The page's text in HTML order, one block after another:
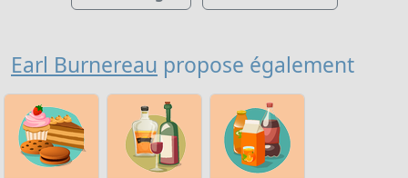
Earl Burnereau propose également